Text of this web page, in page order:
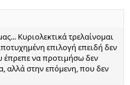
Κυριολεκτικά τρελαίνομαι
επιλογή επειδή δεν
να προτιμήσω δεν
αλλά στην επόμενη, που δεν